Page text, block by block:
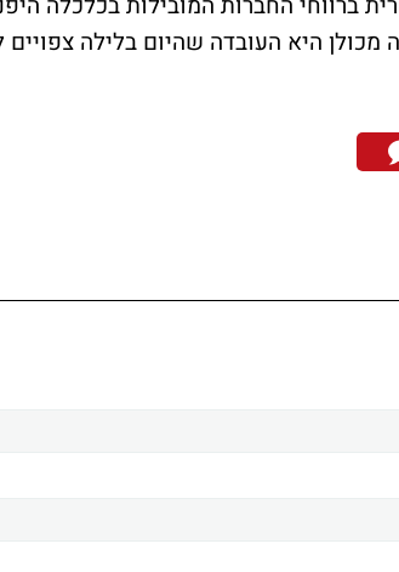
מכולן היא העובדה שהיום בלילה